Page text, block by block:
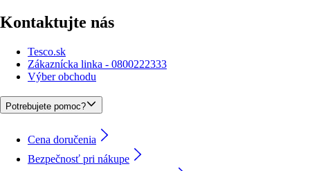
Kontaktujte nás
Tesco.sk
Zákaznícka linka - 0800222333
Výber obchodu
Potrebujete pomoc?
Cena doručenia
Bezpečnosť pri nákupe